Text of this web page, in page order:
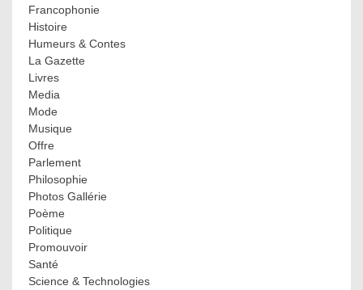
Francophonie
Histoire
Humeurs & Contes
La Gazette
Livres
Media
Mode
Musique
Offre
Parlement
Philosophie
Photos Gallérie
Poème
Politique
Promouvoir
Santé
Science & Technologies